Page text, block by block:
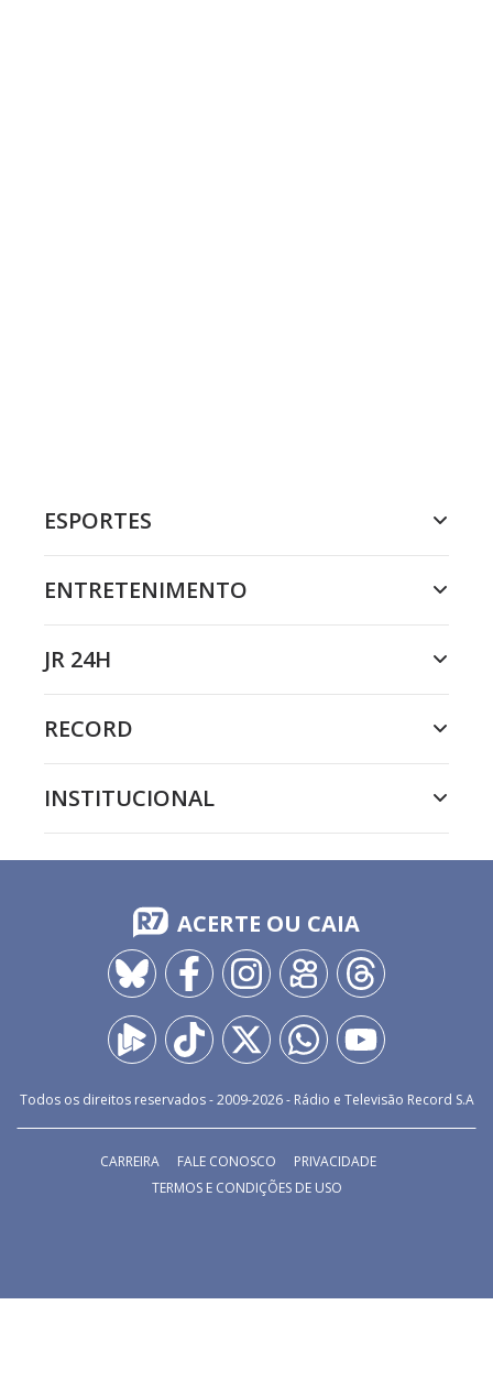
ESPORTES
ENTRETENIMENTO
JR 24H
RECORD
INSTITUCIONAL
ACERTE OU CAIA
Todos os direitos reservados - 2009-2026- Rádio e Televisão Record S.A
CARREIRA FALE CONOSCO
PRIVACIDADE
TERMOS E CONDIÇÕES DE USO